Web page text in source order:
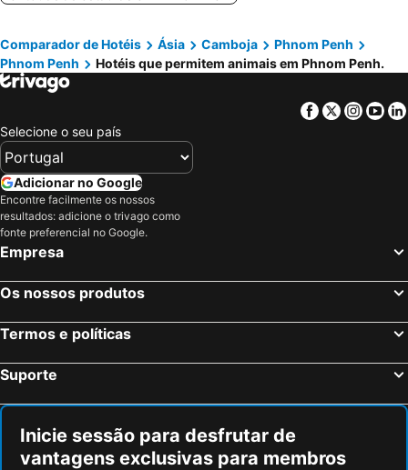
Comparador de Hotéis Ásia Camboja
Phnom Penh
Phnom Penh
Hotéis que permitem animais em Phnom Penh.
Facebook
Twitter
Selecione o seu país
Adicionar no Google
Encontre facilmente os nossos
resultados: adicione o trivago como
fonte preferencial no Google.
Empresa
Os nossos produtos
Termos e políticas
Suporte
Inicie sessão para desfrutar de
vantagens exclusivas para membros